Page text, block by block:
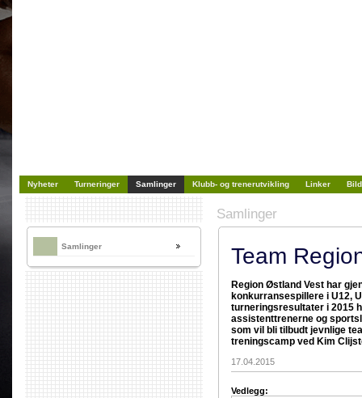
Nyheter Turneringer Samlinger Klubb- og trenerutvikling Linker
Samlinger
Samlinger
Team
Region Østland Vest har
konkurransespillere i U12,
turneringsresultater i 2015
assistenttrenerne og
som vil bli tilbudt jevnlige
treningscamp ved Kim
17.04.2015
Vedlegg: